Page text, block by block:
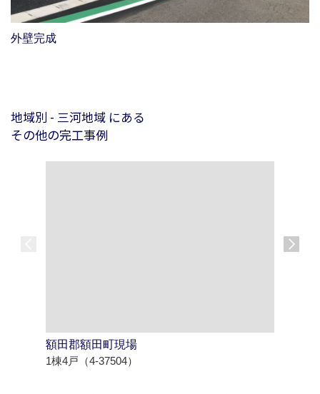
外壁完成
地域別 - 三河地域 にある
その他の完工事例
額田郡額田町現場
1棟4戸（4-37504）